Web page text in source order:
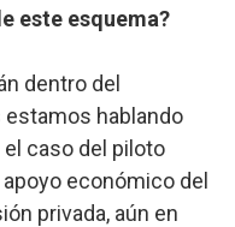
este esquema?
dentro del
hablando
el caso del piloto
económico del
privada, aún en